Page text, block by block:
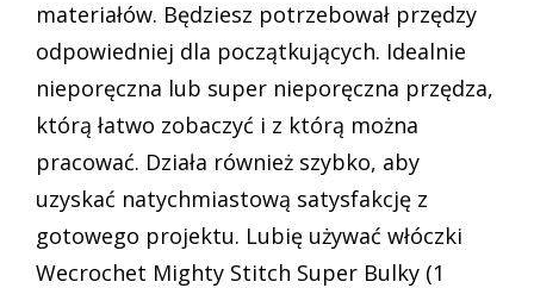
materiałów. Będziesz potrzebował przędzy
odpowiedniej dla początkujących. Idealnie
nieporęczna lub super nieporęczna przędza,
którą łatwo zobaczyć i z którą można
pracować. Działa również szybko, aby
uzyskać natychmiastową satysfakcję z
gotowego projektu. Lubię używać włóczki
Wecrochet Mighty Stitch Super Bulky (1